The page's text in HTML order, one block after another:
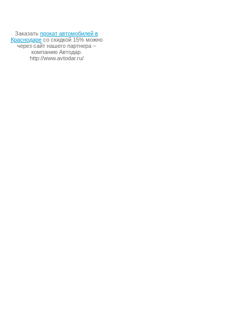
Заказать прокат автомобилей в
Краснодаресо скидкой 15% можно
через сайт нашего партнера –
компанию Автодар.
http://www.avtodar.ru/